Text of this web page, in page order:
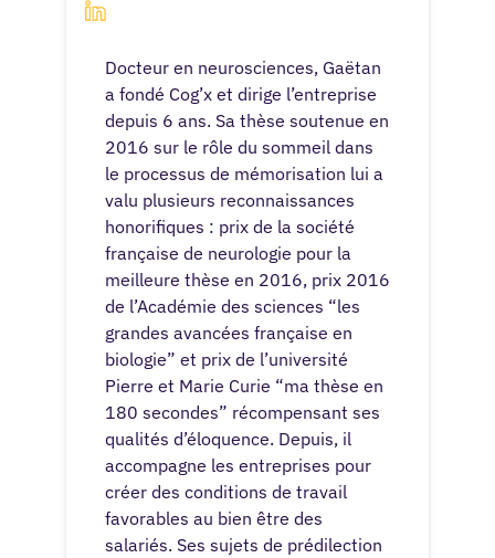
Docteur en neurosciences, Gaëtan
a fondé Cog’x et dirige l’entreprise
depuis 6 ans. Sa thèse soutenue en
2016 sur le rôle du sommeil dans
le processus de mémorisation lui a
valu plusieurs reconnaissances
honorifiques : prix de la société
française de neurologie pour la
meilleure thèse en 2016, prix 2016
de l’Académie des sciences “les
grandes avancées française en
biologie” et prix de l’université
Pierre et Marie Curie “ma thèse en
180 secondes” récompensant ses
qualités d’éloquence. Depuis, il
accompagne les entreprises pour
créer des conditions de travail
favorables au bien être des
salariés. Ses sujets de prédilection